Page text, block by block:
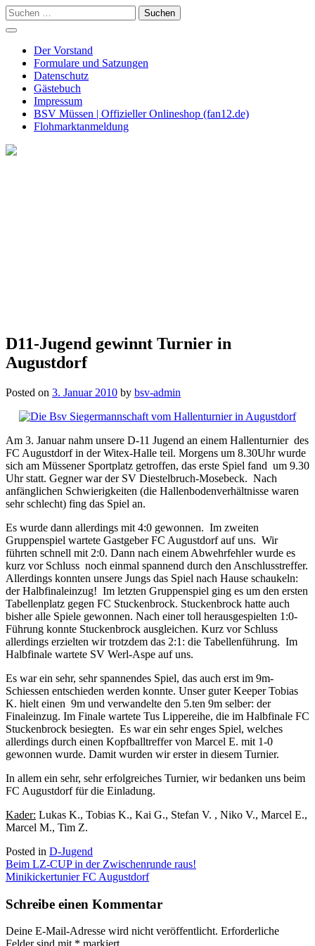
Skip
to
content
Suchen
nach:
Der Vorstand
Formulare und Satzungen
Datenschutz
Gästebuch
Impressum
BSV Müssen | Offizieller Onlineshop (fan12.de)
Flohmarktanmeldung
D11-Jugend gewinnt Turnier in
Augustdorf
Posted on 3. Januar 2010 by bsv-admin
Am 3. Januar nahm unsere D-11 Jugend an einem Hallenturnier des
FC Augustdorf in der Witex-Halle teil. Morgens um 8.30Uhr wurde
sich am Müssener Sportplatz getroffen, das erste Spiel fand um 9.30
Uhr statt. Gegner war der SV Diestelbruch-Mosebeck. Nach
anfänglichen Schwierigkeiten (die Hallenbodenverhältnisse waren
sehr schlecht) fing das Spiel an.
Es wurde dann allerdings mit 4:0 gewonnen. Im zweiten
Gruppenspiel wartete Gastgeber FC Augustdorf auf uns. Wir
führten schnell mit 2:0. Dann nach einem Abwehrfehler wurde es
kurz vor Schluss noch einmal spannend durch den Anschlusstreffer.
Allerdings konnten unsere Jungs das Spiel nach Hause schaukeln:
der Halbfinaleinzug! Im letzten Gruppenspiel ging es um den ersten
Tabellenplatz gegen FC Stuckenbrock. Stuckenbrock hatte auch
bisher alle Spiele gewonnen. Nach einer toll herausgespielten 1:0-
Führung konnte Stuckenbrock ausgleichen. Kurz vor Schluss
allerdings erzielten wir trotzdem das 2:1: die Tabellenführung. Im
Halbfinale wartete SV Werl-Aspe auf uns.
Es war ein sehr, sehr spannendes Spiel, das auch erst im 9m-
Schiessen entschieden werden konnte. Unser guter Keeper Tobias
K. hielt einen 9m und verwandelte den 5.ten 9m selber: der
Finaleinzug. Im Finale wartete Tus Lippereihe, die im Halbfinale FC
Stuckenbrock besiegten. Es war ein sehr enges Spiel, welches
allerdings durch einen Kopfballtreffer von Marcel E. mit 1-0
gewonnen wurde. Damit wurden wir erster in diesem Turnier.
In allem ein sehr, sehr erfolgreiches Turnier, wir bedanken uns beim
FC Augustdorf für die Einladung.
Kader: Lukas K., Tobias K., Kai G., Stefan V. , Niko V., Marcel E.,
Marcel M., Tim Z.
Posted in D-Jugend
Beitragsnavigation
Beim LZ-CUP in der Zwischenrunde raus!
Minikickertunier FC Augustdorf
Schreibe einen Kommentar
Deine E-Mail-Adresse wird nicht veröffentlicht. Erforderliche